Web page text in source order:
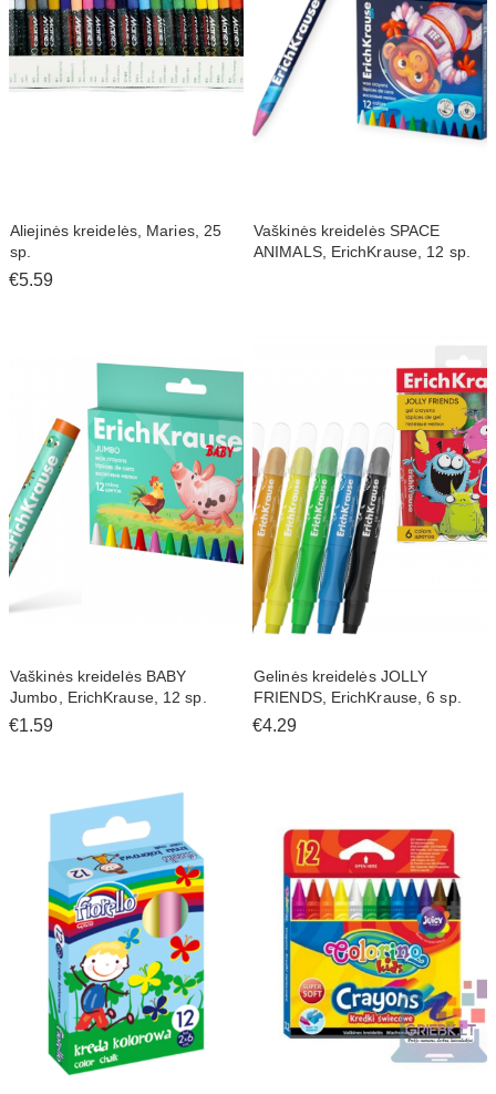
Aliejinės kreidelės, Maries, 25
sp.
€5.59
Vaškinės kreidelės SPACE
ANIMALS, ErichKrause, 12 sp.
Vaškinės kreidelės BABY
Jumbo, ErichKrause, 12 sp.
€1.59
Gelinės kreidelės JOLLY
FRIENDS, ErichKrause, 6 sp.
€4.29